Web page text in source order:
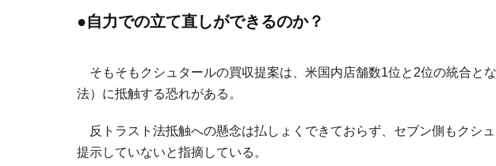
●自力での立て直しができるのか？
そもそもクシュタールの買収提案は、米国内店舗数1位と2位の統合と
法）に抵触する恐れがある。
反トラスト法抵触への懸念は払しょくできておらず、セブン側もクシ
提示していないと指摘している。